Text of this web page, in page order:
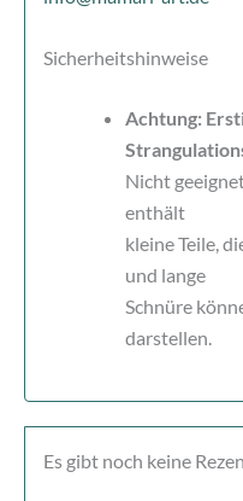
Sicherheitshinweise
Achtung:
Nicht
enthält
kleine Teile,
und lange
Schnüre
darstellen.
Es gibt noch keine